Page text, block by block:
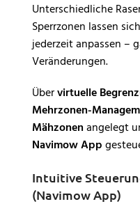
Unterschiedliche
Sperrzonen lassen
jederzeit anpassen –
Veränderungen.
Übervirtuelle
Mehrzonen-
Mähzonenangelegt
Navimow App
Intuitive
(Navimow App)